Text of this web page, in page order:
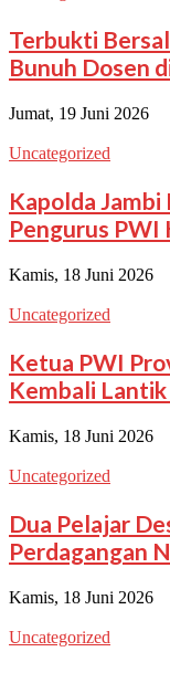
Terbukti
Bunuh Dosen
Jumat, 19 Juni 2026
Uncategorized
Kapolda
Pengurus PWI
Kamis, 18 Juni 2026
Uncategorized
Ketua PWI
Kembali Lantik
Kamis, 18 Juni 2026
Uncategorized
Dua Pelajar
Perdagangan
Kamis, 18 Juni 2026
Uncategorized